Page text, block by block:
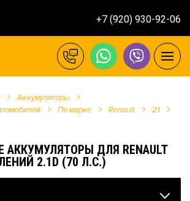
+7 (920) 930-92-06
Аккумуляторы
По марке Renault
21
ДЛЯ RENAULT
2.1D (70 Л.С.)